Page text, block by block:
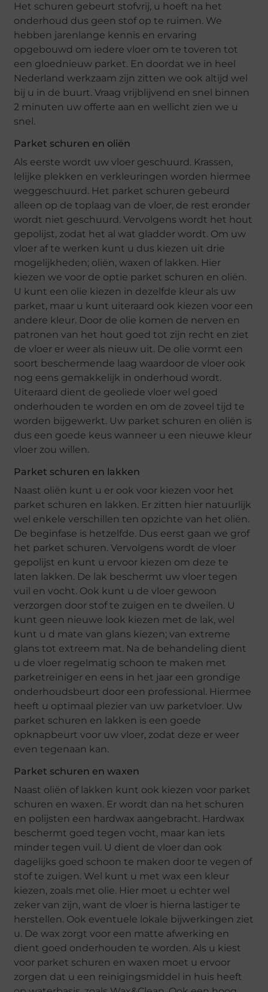
Het schuren gebeurt stofvrij, u hoeft na het
onderhoud dus geen stof op te ruimen. We
hebben jarenlange kennis en ervaring
opgebouwd om iedere vloer om te toveren tot
een gloednieuw parket. En doordat we in heel
Nederland werkzaam zijn zitten we ook altijd wel
bij u in de buurt. Vraag vrijblijvend en snel binnen
2 minuten uw offerte aan en wellicht zien we u
snel.
Parket schuren en oliën
Als eerste wordt uw vloer geschuurd. Krassen,
lelijke plekken en verkleuringen worden hiermee
weggeschuurd. Het parket schuren gebeurd
alleen op de toplaag van de vloer, de rest eronder
wordt niet geschuurd. Vervolgens wordt het hout
gepolijst, zodat het al wat gladder wordt. Om uw
vloer af te werken kunt u dus kiezen uit drie
mogelijkheden; oliën, waxen of lakken. Hier
kiezen we voor de optie parket schuren en oliën.
U kunt een olie kiezen in dezelfde kleur als uw
parket, maar u kunt uiteraard ook kiezen voor een
andere kleur. Door de olie komen de nerven en
patronen van het hout goed tot zijn recht en ziet
de vloer er weer als nieuw uit. De olie vormt een
soort beschermende laag waardoor de vloer ook
nog eens gemakkelijk in onderhoud wordt.
Uiteraard dient de geoliede vloer wel goed
onderhouden te worden en om de zoveel tijd te
worden bijgewerkt. Uw parket schuren en oliën is
dus een goede keus wanneer u een nieuwe kleur
vloer zou willen.
Parket schuren en lakken
Naast oliën kunt u er ook voor kiezen voor het
parket schuren en lakken. Er zitten hier natuurlijk
wel enkele verschillen ten opzichte van het oliën.
De beginfase is hetzelfde. Dus eerst gaan we grof
het parket schuren. Vervolgens wordt de vloer
gepolijst en kunt u ervoor kiezen om deze te
laten lakken. De lak beschermt uw vloer tegen
vuil en vocht. Ook kunt u de vloer gewoon
verzorgen door stof te zuigen en te dweilen. U
kunt geen nieuwe look kiezen met de lak, wel
kunt u d mate van glans kiezen; van extreme
glans tot extreem mat. Na de behandeling dient
u de vloer regelmatig schoon te maken met
parketreiniger en eens in het jaar een grondige
onderhoudsbeurt door een professional. Hiermee
heeft u optimaal plezier van uw parketvloer. Uw
parket schuren en lakken is een goede
opknapbeurt voor uw vloer, zodat deze er weer
even tegenaan kan.
Parket schuren en waxen
Naast oliën of lakken kunt ook kiezen voor parket
schuren en waxen. Er wordt dan na het schuren
en polijsten een hardwax aangebracht. Hardwax
beschermt goed tegen vocht, maar kan iets
minder tegen vuil. U dient de vloer dan ook
dagelijks goed schoon te maken door te vegen of
stof te zuigen. Wel kunt u met wax een kleur
kiezen, zoals met olie. Hier moet u echter wel
zeker van zijn, want de vloer is hierna lastiger te
herstellen. Ook eventuele lokale bijwerkingen ziet
u. De wax zorgt voor een matte afwerking en
dient goed onderhouden te worden. Als u kiest
voor parket schuren en waxen moet u ervoor
zorgen dat u een reinigingsmiddel in huis heeft